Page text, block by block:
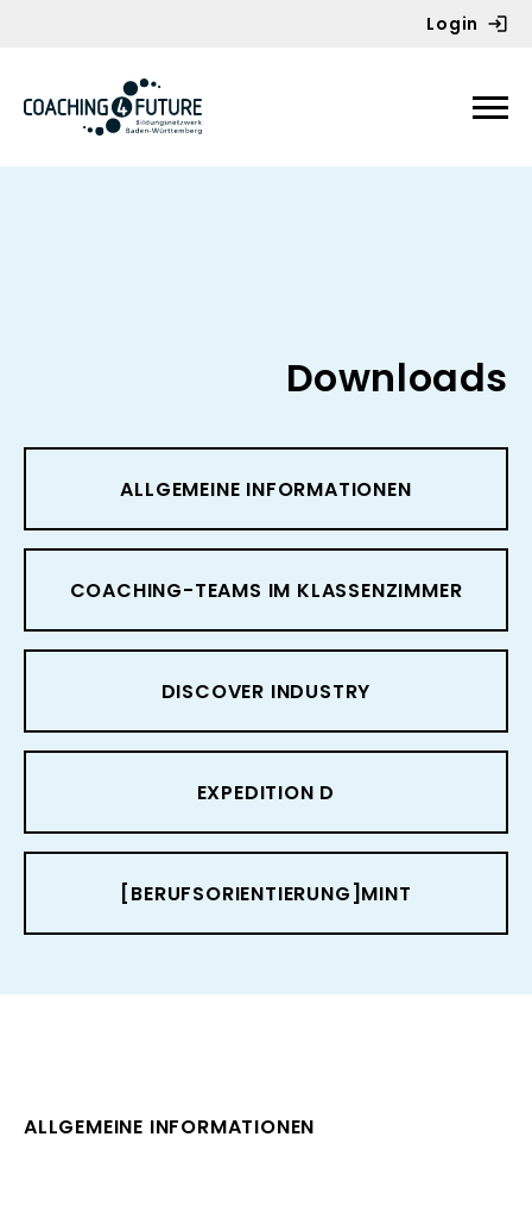
Login
Downloads
ALLGEMEINE INFORMATIONEN
COACHING-TEAMS IM KLASSENZIMMER
DISCOVER INDUSTRY
EXPEDITION D
[BERUFSORIENTIERUNG]MINT
ALLGEMEINE INFORMATIONEN